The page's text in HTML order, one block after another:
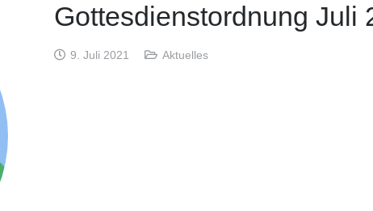
Gottesdienstordnung Juli
9. Juli 2021 Aktuelles